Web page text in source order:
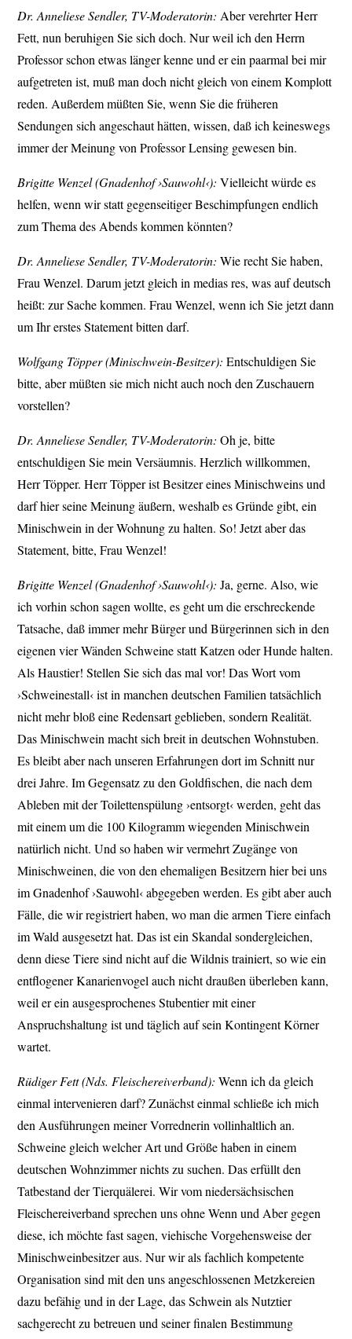
Dr. Anneliese Sendler, TV-Moderatorin: Aber verehrter Herr
Fett, nun beruhigen Sie sich doch. Nur weil ich den Herrn
Professor schon etwas länger kenne und er ein paarmal bei mir
aufgetreten ist, muß man doch nicht gleich von einem Komplott
reden. Außerdem müßten Sie, wenn Sie die früheren
Sendungen sich angeschaut hätten, wissen, daß ich keineswegs
immer der Meinung von Professor Lensing gewesen bin.
Brigitte Wenzel (Gnadenhof ›Sauwohl‹): Vielleicht würde es
helfen, wenn wir statt gegenseitiger Beschimpfungen endlich
zum Thema des Abends kommen könnten?
Dr. Anneliese Sendler, TV-Moderatorin: Wie recht Sie haben,
Frau Wenzel. Darum jetzt gleich in medias res, was auf deutsch
heißt: zur Sache kommen. Frau Wenzel, wenn ich Sie jetzt dann
um Ihr erstes Statement bitten darf.
Wolfgang Töpper (Minischwein-Besitzer):Entschuldigen Sie
bitte, aber müßten sie mich nicht auch noch den Zuschauern
vorstellen?
Dr. Anneliese Sendler, TV-Moderatorin: Oh je, bitte
entschuldigen Sie mein Versäumnis. Herzlich willkommen,
Herr Töpper. Herr Töpper ist Besitzer eines Minischweins und
darf hier seine Meinung äußern, weshalb es Gründe gibt, ein
Minischwein in der Wohnung zu halten. So! Jetzt aber das
Statement, bitte, Frau Wenzel!
Brigitte Wenzel (Gnadenhof ›Sauwohl‹):Ja, gerne. Also, wie
ich vorhin schon sagen wollte, es geht um die erschreckende
Tatsache, daß immer mehr Bürger und Bürgerinnen sich in den
eigenen vier Wänden Schweine statt Katzen oder Hunde halten.
Als Haustier! Stellen Sie sich das mal vor! Das Wort vom
›Schweinestall‹ ist in manchen deutschen Familien tatsächlich
nicht mehr bloß eine Redensart geblieben, sondern Realität.
Das Minischwein macht sich breit in deutschen Wohnstuben.
Es bleibt aber nach unseren Erfahrungen dort im Schnitt nur
drei Jahre. Im Gegensatz zu den Goldfischen, die nach dem
Ableben mit der Toilettenspülung ›entsorgt‹ werden, geht das
mit einem um die 100 Kilogramm wiegenden Minischwein
natürlich nicht. Und so haben wir vermehrt Zugänge von
Minischweinen, die von den ehemaligen Besitzern hier bei uns
im Gnadenhof ›Sauwohl‹ abgegeben werden. Es gibt aber auch
Fälle, die wir registriert haben, wo man die armen Tiere einfach
im Wald ausgesetzt hat. Das ist ein Skandal sondergleichen,
denn diese Tiere sind nicht auf die Wildnis trainiert, so wie ein
entflogener Kanarienvogel auch nicht draußen überleben kann,
weil er ein ausgesprochenes Stubentier mit einer
Anspruchshaltung ist und täglich auf sein Kontingent Körner
wartet.
Rüdiger Fett (Nds. Fleischereiverband):Wenn ich da gleich
einmal intervenieren darf? Zunächst einmal schließe ich mich
den Ausführungen meiner Vorrednerin vollinhaltlich an.
Schweine gleich welcher Art und Größe haben in einem
deutschen Wohnzimmer nichts zu suchen. Das erfüllt den
Tatbestand der Tierquälerei. Wir vom niedersächsischen
Fleischereiverband sprechen uns ohne Wenn und Aber gegen
diese, ich möchte fast sagen, viehische Vorgehensweise der
Minischweinbesitzer aus. Nur wir als fachlich kompetente
Organisation sind mit den uns angeschlossenen Metzkereien
dazu befähig und in der Lage, das Schwein als Nutztier
sachgerecht zu betreuen und seiner finalen Bestimmung